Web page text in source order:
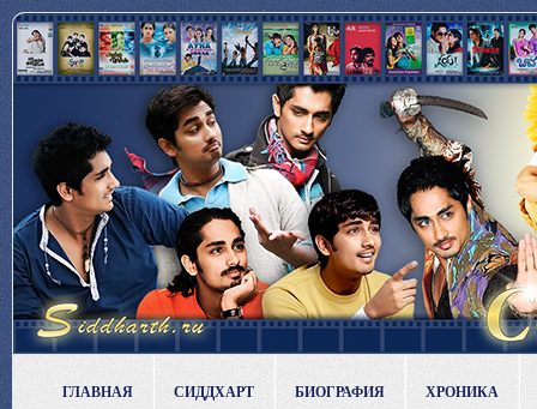
ГЛАВНАЯ СИДДХАРТ БИОГРАФИЯ ХРОНИКА